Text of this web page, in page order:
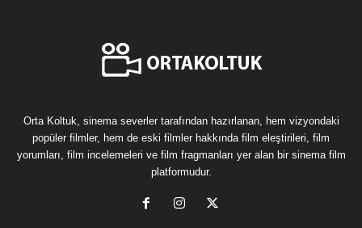
Orta Koltuk, sinema severler tarafından hazırlanan, hem vizyondaki
popüler filmler, hem de eski filmler hakkında film eleştirileri, film
yorumları, film incelemeleri ve film fragmanları yer alan bir sinema film
platformudur.